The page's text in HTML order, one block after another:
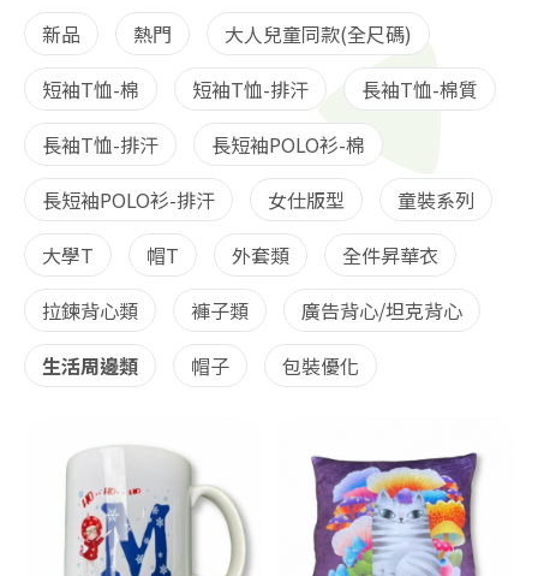
新品 熱門
大人兒童同款(全尺碼)
短袖T恤-棉
短袖T恤-排汗
長袖T恤-棉質
長袖T恤-排汗
長短袖POLO衫-棉
長短袖POLO衫-排汗
女仕版型
童裝系列
大學T
帽T 外套類
全件昇華衣
拉鍊背心類
褲子類
廣告背心/坦克背心
生活周邊類
帽子 包裝優化